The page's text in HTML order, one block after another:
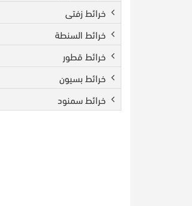
خرائط زفتى
خرائط السنطة
خرائط قطور
خرائط بسيون
خرائط سمنود